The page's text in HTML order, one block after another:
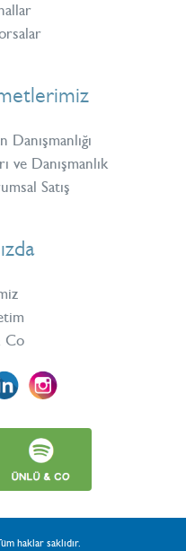
ve Danışmanlık
Satış
Co
haklar saklıdır.